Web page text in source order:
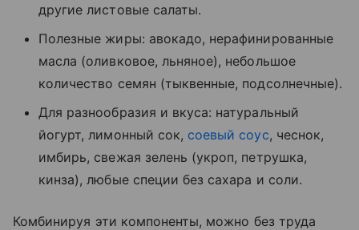
другие листовые салаты.
Полезные жиры: авокадо, нерафинированные
масла (оливковое, льняное), небольшое
количество семян (тыквенные, подсолнечные).
Для разнообразия и вкуса: натуральный
йогурт, лимонный сок, соевый соус, чеснок,
имбирь, свежая зелень (укроп, петрушка,
кинза), любые специи без сахара и соли.
Комбинируя эти компоненты, можно без труда